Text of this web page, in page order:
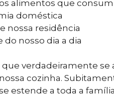
alimentos que
doméstica
nossa residência
nosso dia a dia
verdadeiramente se
cozinha.
estende a toda a